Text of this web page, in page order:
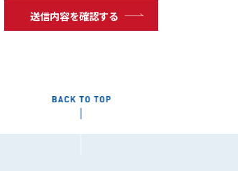
ート対応のため
各種手続きのため
の遂行のため